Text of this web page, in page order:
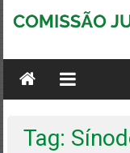
CJP-
Comissão
PazTag: